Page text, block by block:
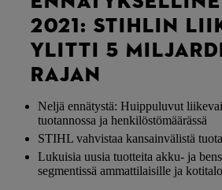
2021: STIHLIN
YLITTI 5
RAJAN
Neljä ennätystä: Huippuluvut
tuotannossa ja henkilöstömäärässä
STIHL vahvistaa kansainvälistä
Lukuisia uusia tuotteita akku- ja
segmentissä ammattilaisille ja